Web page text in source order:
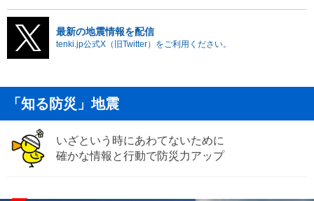
最新の地震情報を配信
tenki.jp公式X（旧Twitter）をご利用ください。
「知る防災」地震
いざという時にあわてないために
確かな情報と行動で防災力アップ